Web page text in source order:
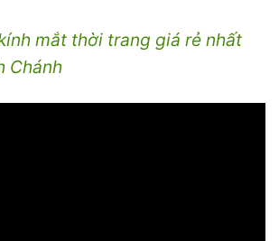
mắt thời trang giá rẻ nhất
Chánh